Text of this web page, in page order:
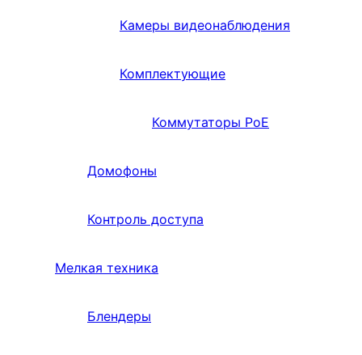
Камеры видеонаблюдения
Комплектующие
Коммутаторы PoE
Домофоны
Контроль доступа
Мелкая техника
Блендеры